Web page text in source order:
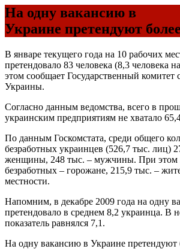
На одну вакансию в
Украине претендуют
В январе текущего года на 10 рабочих
претендовало 83 человека (8,3 человека
этом сообщает Государственный комитет
Украины.
Согласно данным ведомства, всего в
украинским предприятиям не хватало
По данным Госкомстата, среди общего
безработных украинцев (526,7 тыс. лиц)
женщины, 248 тыс. – мужчины. При этом
безработных – горожане, 215,9 тыс. –
местности.
Напомним, в декабре 2009 года на одну
претендовало в среднем 8,2 украинца. В
показатель равнялся 7,1.
На одну вакансию в Украине претендуют